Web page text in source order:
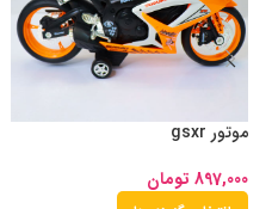
موتور gsxr
897,000 تومان